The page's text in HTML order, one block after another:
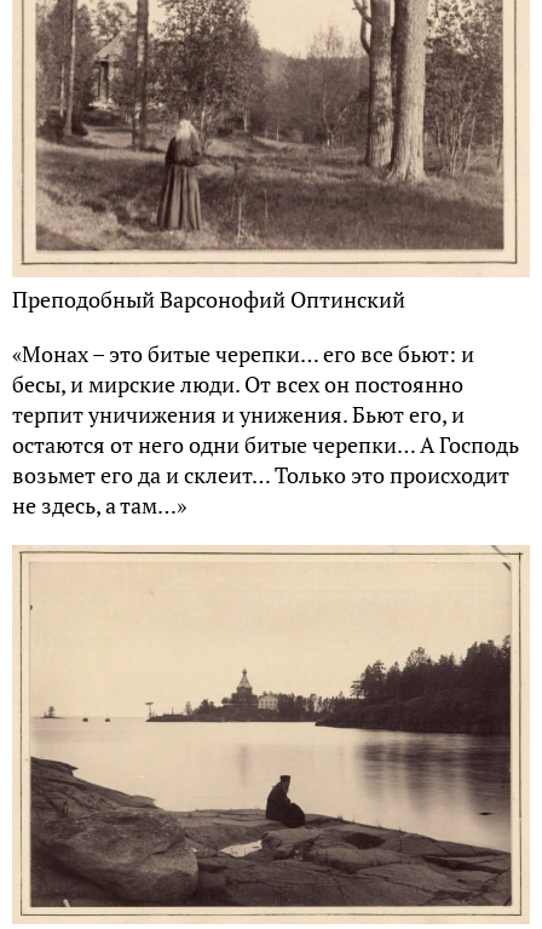
Преподобный Варсонофий Оптинский
«Монах – это битые черепки… его все бьют: и
бесы, и мирские люди. От всех он постоянно
терпит уничижения и унижения. Бьют его, и
остаются от него одни битые черепки… А Господь
возьмет его да и склеит… Только это происходит
не здесь, а там…»